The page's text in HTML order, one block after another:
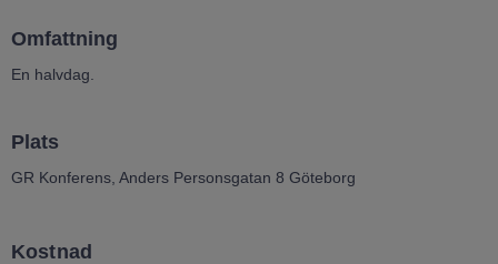
Omfattning
En halvdag.
Plats
GR Konferens, Anders Personsgatan 8 Göteborg
Kostnad